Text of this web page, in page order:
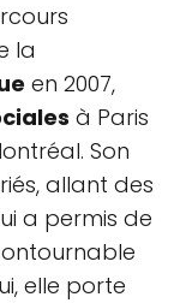
la
en 2007,
à Paris
Son
allant des
a permis de
elle porte